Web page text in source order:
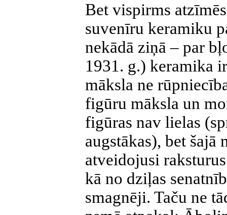
Bet vispirms
suvenīru keramiku
nekādā ziņā – par
1931. g.) keramika
māksla ne
figūru māksla un
figūras nav lielas
augstākas), bet
atveidojusi
kā no dziļas
smagnēji. Taču ne